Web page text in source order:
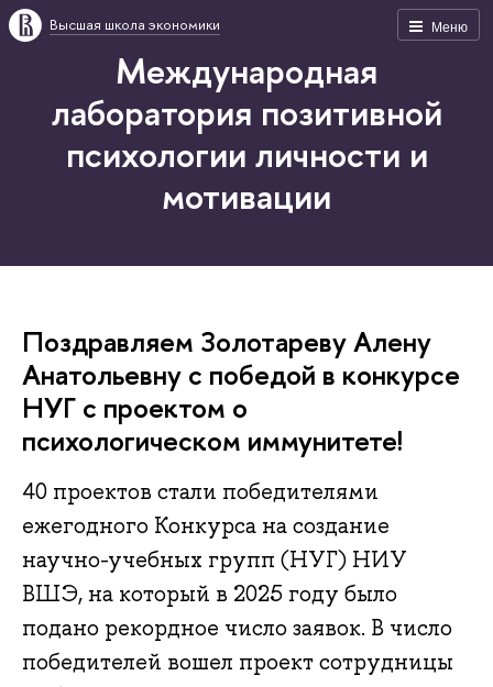
Меню
Высшая школа экономики
Международная
лаборатория позитивной
психологии личности и
мотивации
Поздравляем Золотареву Алену
Анатольевну с победой в конкурсе
НУГ с проектом о
психологическом иммунитете!
40 проектов стали победителями
ежегодного Конкурса на создание
научно-учебных групп (НУГ) НИУ
ВШЭ, на который в 2025 году было
подано рекордное число заявок. В число
победителей вошел проект сотрудницы